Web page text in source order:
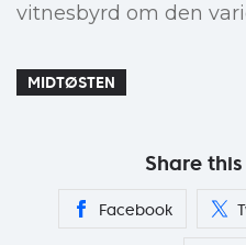
vitnesbyrd om den
MIDTØSTEN
Share
Facebook